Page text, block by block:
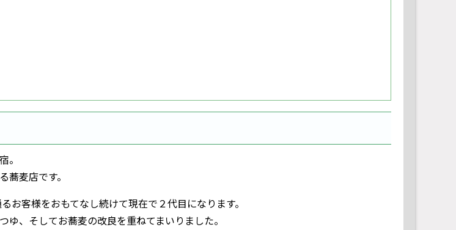
。
蕎麦店です。
お客様をおもてなし続けて現在で２代目になります。
ゆ、そしてお蕎麦の改良を重ねてまいりました。